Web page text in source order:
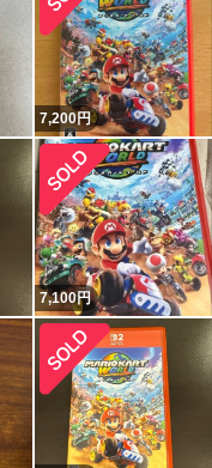
7,200円
7,100円